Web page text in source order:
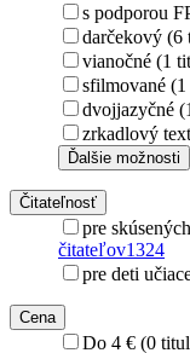
s podporou
darčekový (6
vianočné (1
sfilmované
dvojjazyčné
zrkadlový
Ďalšie možnosti
Čitateľnosť
pre
čitateľov1324
pre deti
Cena
Do 4 € (0